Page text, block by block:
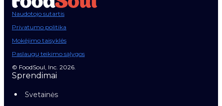
Naudotojo sutartis
Privatumo politika
Mokėjimo taisyklės
Paslaugų teikimo sąlygos
© FoodSoul, Inc. 2026.
Sprendimai
Svetainės